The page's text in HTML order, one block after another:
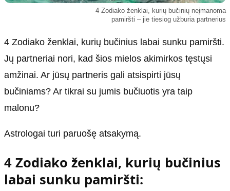
Apie mus
4 Zodiako ženklai, kurių bučinių neįmanoma
pamiršti – jie tiesiog užburia partnerius
4 Zodiako ženklai, kurių bučinius labai sunku pamiršti.
Jų partneriai nori, kad šios mielos akimirkos tęstųsi
amžinai. Ar jūsų partneris gali atsispirti jūsų
bučiniams? Ar tikrai su jumis bučiuotis yra taip
malonu?
Astrologai turi paruošę atsakymą.
4 Zodiako ženklai, kurių bučinius
labai sunku pamiršti: